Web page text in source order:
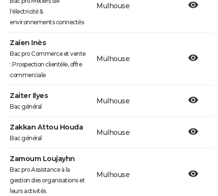
l'électricité &
environnements connectés
Mulhouse
Zaien Inès
Bac pro Commerce et vente
: Prospection clientèle, offre
commerciale
Mulhouse
Zaiter Ilyes
Bac général
Mulhouse
Zakkan Attou Houda
Bac général
Mulhouse
Zamoum Loujayhn
Bac pro Assistance à la
gestion des organisations et
leurs activités
Mulhouse